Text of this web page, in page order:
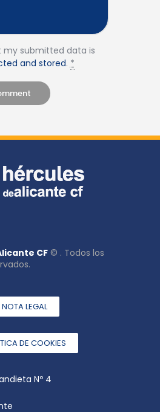
my submitted data is
and stored.*
CF © . Todos los
NOTA LEGAL
DE COOKIES
Nº 4